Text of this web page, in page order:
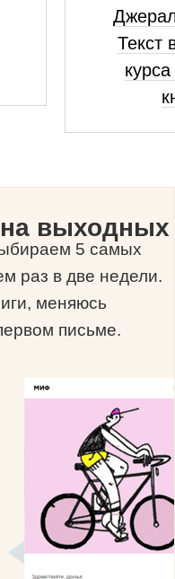
Текст
на выходных
5 самых
раз в две недели.
меняюсь
письме.